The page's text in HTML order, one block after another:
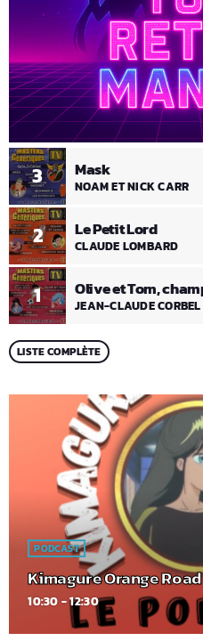
1 Olive et Tom,
JEAN-CLAUDE CORBEL
2 Le Petit Lord
CLAUDE LOMBARD
3 Mask
NOAM ET NICK CARR
LISTE COMPLÈTE
PODCAST
Kimagure Orange
10:30 - 12:30